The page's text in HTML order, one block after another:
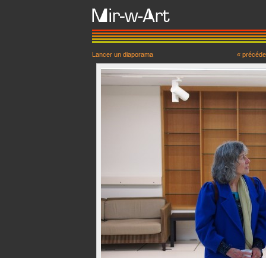
Lancer un diaporama «